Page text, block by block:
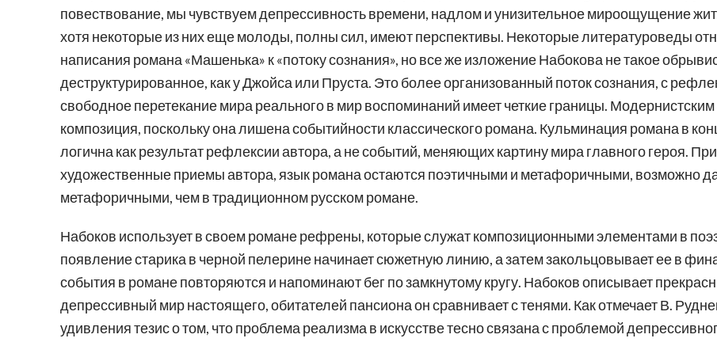
повествование, мы чувствуем депрессивность времени, надлом и унизительное мироощущение
хотя некоторые из них еще молоды, полны сил, имеют перспективы. Некоторые литературоведы
написания романа «Машенька» к «потоку сознания», но все же изложение Набокова не такое
деструктурированное, как у Джойса или Пруста. Это более организованный поток сознания, с
свободное перетекание мира реального в мир воспоминаний имеет четкие границы. Модернистским
композиция, поскольку она лишена событийности классического романа. Кульминация романа в
логична как результат рефлексии автора, а не событий, меняющих картину мира главного героя.
художественные приемы автора, язык романа остаются поэтичными и метафоричными, возможно
метафоричными, чем в традиционном русском романе.
Набоков использует в своем романе рефрены, которые служат композиционными элементами в
появление старика в черной пелерине начинает сюжетную линию, а затем закольцовывает ее в
события в романе повторяются и напоминают бег по замкнутому кругу. Набоков описывает
депрессивный мир настоящего, обитателей пансиона он сравнивает с тенями. Как отмечает В.
удивления тезис о том, что проблема реализма в искусстве тесно связана с проблемой